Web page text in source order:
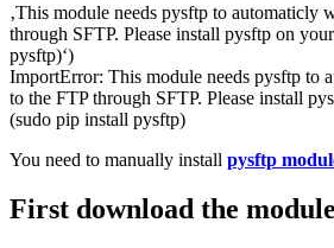
‚This module needs pysftp to automaticly
through SFTP. Please install pysftp on
pysftp)‘)
ImportError: This module needs pysftp to
to the FTP through SFTP. Please install
(sudo pip install pysftp)
You need to manually install pysftp
First download the